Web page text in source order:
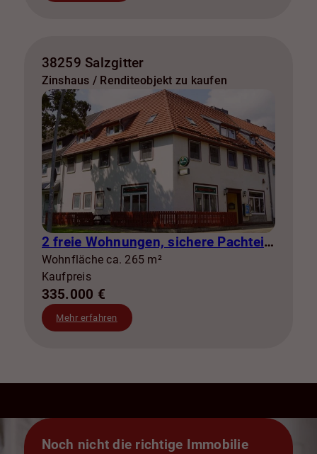
38259 Salzgitter
Zinshaus / Renditeobjekt zu kaufen
2 freie Wohnungen, sichere Pachteinnahmen & eigene Stromerzeugung
Wohnfläche ca. 265 m²
Kaufpreis
335.000 €
Mehr erfahren
Noch nicht die richtige Immobilie